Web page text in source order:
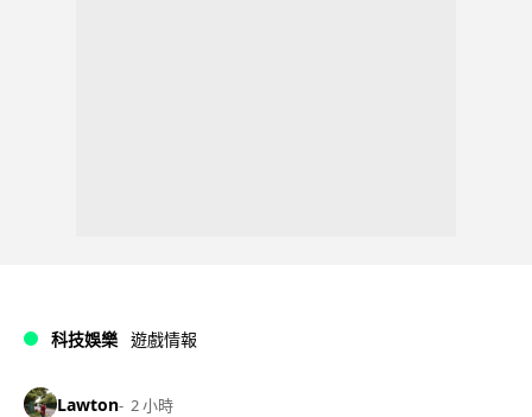
科技娛樂 遊戲情報
Lawton 2 小時